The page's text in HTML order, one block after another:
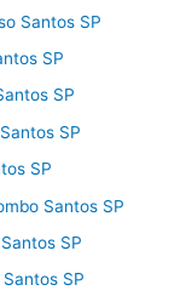
Santos SP
SP
SP
SP
SP
Santos SP
SP
SP